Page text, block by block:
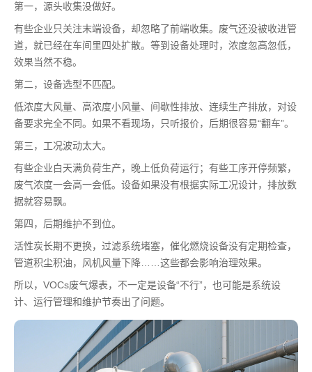
第一，源头收集没做好。
有些企业只关注末端设备，却忽略了前端收集。废气还没被收进管
道，就已经在车间里四处扩散。等到设备处理时，浓度忽高忽低，
效果当然不稳。
第二，设备选型不匹配。
低浓度大风量、高浓度小风量、间歇性排放、连续生产排放，对设
备要求完全不同。如果不看现场，只听报价，后期很容易“翻车”。
第三，工况波动太大。
有些企业白天满负荷生产，晚上低负荷运行；有些工序开停频繁，
废气浓度一会高一会低。设备如果没有根据实际工况设计，排放数
据就容易飘。
第四，后期维护不到位。
活性炭长期不更换，过滤系统堵塞，催化燃烧设备没有定期检查，
管道积尘积油，风机风量下降……这些都会影响治理效果。
所以，VOCs废气爆表，不一定是设备“不行”，也可能是系统设
计、运行管理和维护节奏出了问题。